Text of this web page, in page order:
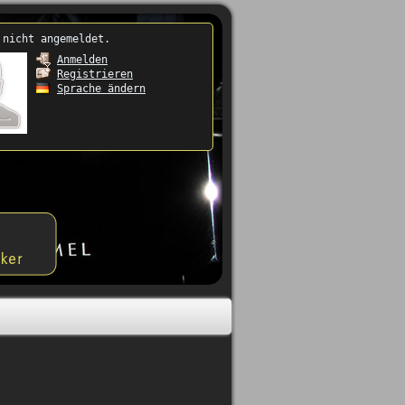
angemeldet.
Anmelden
Registrieren
Sprache ändern